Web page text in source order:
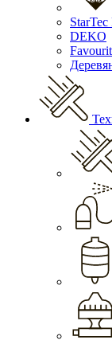
StarTec
DEKO